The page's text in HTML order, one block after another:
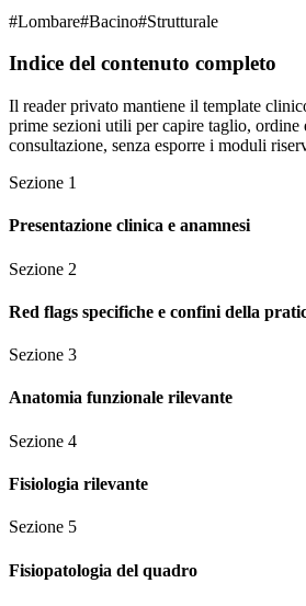
#Lombare#Bacino#Strutturale
Indice del contenuto completo
Il reader privato mantiene il template
prime sezioni utili per capire taglio, ordine
consultazione, senza esporre i moduli
Sezione 1
Presentazione clinica e anamnesi
Sezione 2
Red flags specifiche e confini della
Sezione 3
Anatomia funzionale rilevante
Sezione 4
Fisiologia rilevante
Sezione 5
Fisiopatologia del quadro